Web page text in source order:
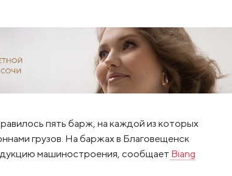
пять барж, на каждой из которых
грузов. На баржах в Благовещенск
машиностроения, сообщает Biang